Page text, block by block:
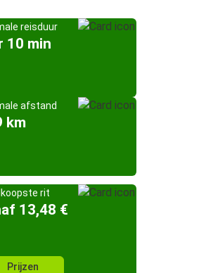
reisduur
10 min
afstand
km
rit
13,48 €
Prijzen